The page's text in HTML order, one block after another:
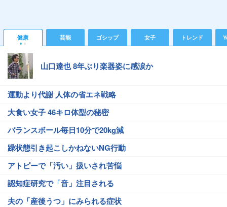
健康 芸能 ゴシップ 女子 トレンド
山口達也 8年ぶり楽器姿に感涙か
運動より代謝 人体の省エネ戦略
大食い女子 46キロ体型の秘密
バランスボール毎日10分で20kg減
躁状態引き起こしかねないNG行動
アトピーで「汚い」扱いされ苦悩
認知症研究で「音」注目される
夫の「産後うつ」にみられる症状